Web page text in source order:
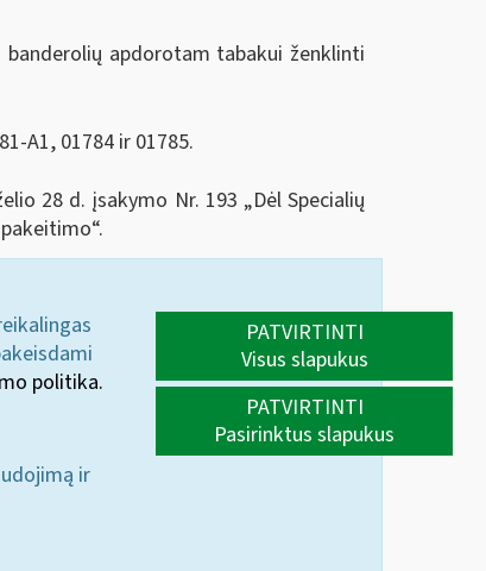
­banderolių apdorotam tabakui ženklinti
A1, 01784 ir 01785.
28 d. įsakymo Nr. 193 „Dėl Specialių
politika.
ir
PATVIRTINTI
Visus slapukus
PATVIRTINTI
Pasirinktus slapukus